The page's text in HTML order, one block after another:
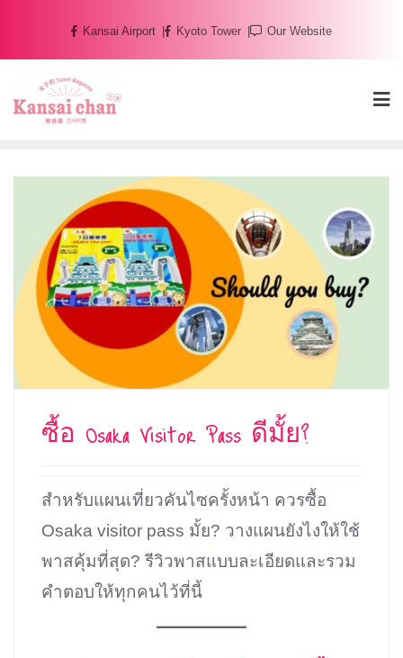
content
Kansai Airport Kyoto Tower Our Website
ซื้อ Osaka Visitor Pass ดีมั้ย?
สำหรับแผนเที่ยวคันไซครั้งหน้า ควรซื้อ
Osaka visitor pass มั้ย? วางแผนยังไงให้ใช้
พาสคุ้มที่สุด? รีวิวพาสแบบละเอียดและรวม
คำตอบให้ทุกคนไว้ที่นี้